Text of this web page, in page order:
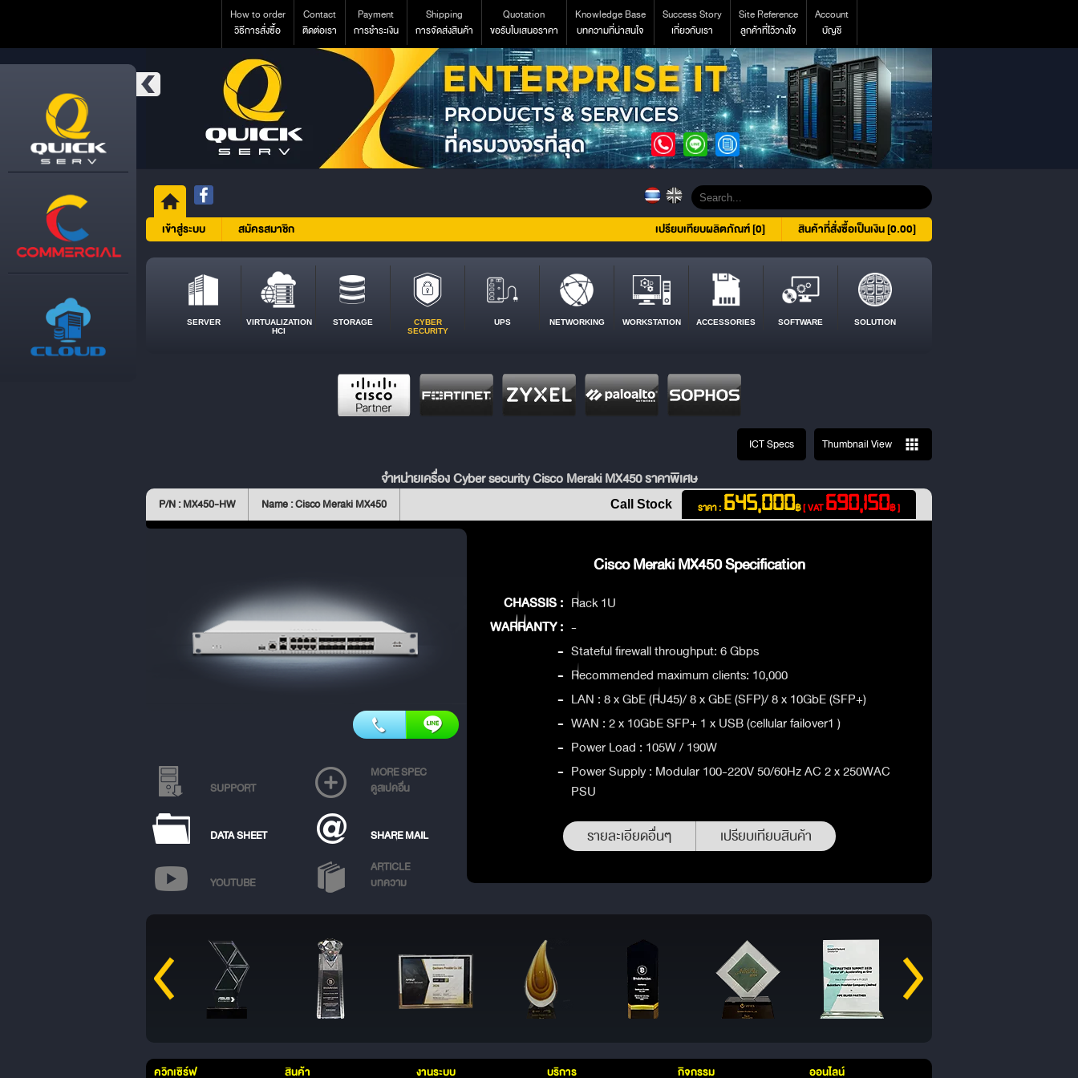
How to order
วิธีการสั่งซื้อ
Contact
ติดต่อเรา
Payment
การชำระเงิน
Shipping
การจัดส่งสินค้า
Quotation
ขอรับใบเสนอราคา
Knowledge Base
บทความที่น่าสนใจ
Success Story
เกี่ยวกับเรา
Site Reference
ลูกค้าที่ไว้วางใจ
Account
บัญชี
เข้าสู่ระบบ สมัครสมาชิก สินค้าที่สั่งซื้อเป็นเงิน [0.00]
เปรียบเทียบผลิตภัณฑ์ [0]
SERVER
VIRTUALIZATION
HCI
STORAGE
CYBER
SECURITY
UPS NETWORKING WORKSTATION ACCESSORIES SOFTWARE SOLUTION
ICT Specs Thumbnail View
จำหน่ายเครื่อง Cyber security Cisco Meraki MX450 ราคาพิเศษ
P/N : MX450-HW Name : Cisco Meraki MX450 ราคา : 645,000฿[ VAT690,150฿ ]
Call Stock
SUPPORT
MORE SPEC
ดูสเปคอื่น
DATA SHEET SHARE MAIL
YOUTUBE
ARTICLE
บทความ
Cisco Meraki MX450 Specification
CHASSIS : Rack 1U
WARRANTY : -
- Stateful firewall throughput: 6 Gbps
- Recommended maximum clients: 10,000
- LAN : 8 x GbE (RJ45)/ 8 x GbE (SFP)/ 8 x 10GbE (SFP+)
- WAN : 2 x 10GbE SFP+ 1 x USB (cellular failover1 )
- Power Load : 105W / 190W
- Power Supply : Modular 100-220V 50/60Hz AC 2 x 250WAC
PSU
รายละเอียดอื่นๆ เปรียบเทียบสินค้า
ควิกเซิร์ฟ สินค้า งานระบบ บริการ กิจกรรม ออนไลน์